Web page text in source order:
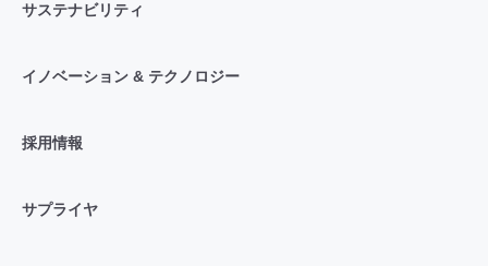
サステナビリティ
イノベーション & テクノロジー
採用情報
サプライヤ